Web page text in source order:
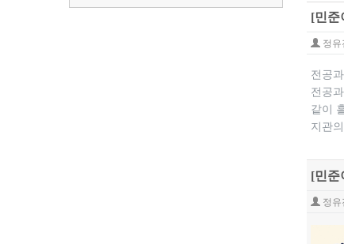
[민준
정유
전공
전공
같이
지관
[민준
정유